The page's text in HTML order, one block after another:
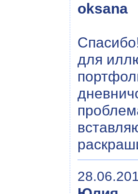
oksana
для